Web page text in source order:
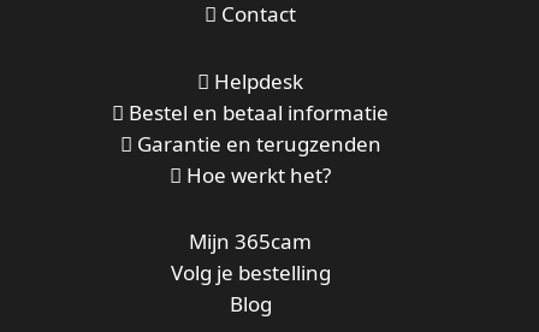
Contact
Helpdesk
Bestel en betaal informatie
Garantie en terugzenden
Hoe werkt het?
Mijn 365cam
Volg je bestelling
Blog